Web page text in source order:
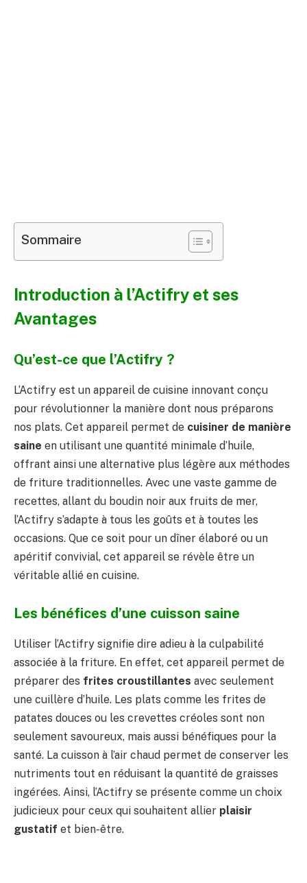
Sommaire
Introduction à l’Actifry et ses
Avantages
Qu’est-ce que l’Actifry ?
L’Actifry est un appareil de cuisine innovant conçu
pour révolutionner la manière dont nous préparons
nos plats. Cet appareil permet de cuisiner de manière
saine en utilisant une quantité minimale d’huile,
offrant ainsi une alternative plus légère aux méthodes
de friture traditionnelles. Avec une vaste gamme de
recettes, allant du boudin noir aux fruits de mer,
l’Actifry s’adapte à tous les goûts et à toutes les
occasions. Que ce soit pour un dîner élaboré ou un
apéritif convivial, cet appareil se révèle être un
véritable allié en cuisine.
Les bénéfices d’une cuisson saine
Utiliser l’Actifry signifie dire adieu à la culpabilité
associée à la friture. En effet, cet appareil permet de
préparer des frites croustillantes avec seulement
une cuillère d’huile. Les plats comme les frites de
patates douces ou les crevettes créoles sont non
seulement savoureux, mais aussi bénéfiques pour la
santé. La cuisson à l’air chaud permet de conserver les
nutriments tout en réduisant la quantité de graisses
ingérées. Ainsi, l’Actifry se présente comme un choix
judicieux pour ceux qui souhaitent allier plaisir
gustatif et bien-être.